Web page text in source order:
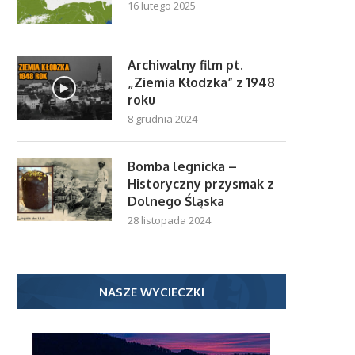
16 lutego 2025
Archiwalny film pt.
„Ziemia Kłodzka” z 1948
roku
8 grudnia 2024
Bomba legnicka –
Historyczny przysmak z
Dolnego Śląska
28 listopada 2024
NASZE WYCIECZKI